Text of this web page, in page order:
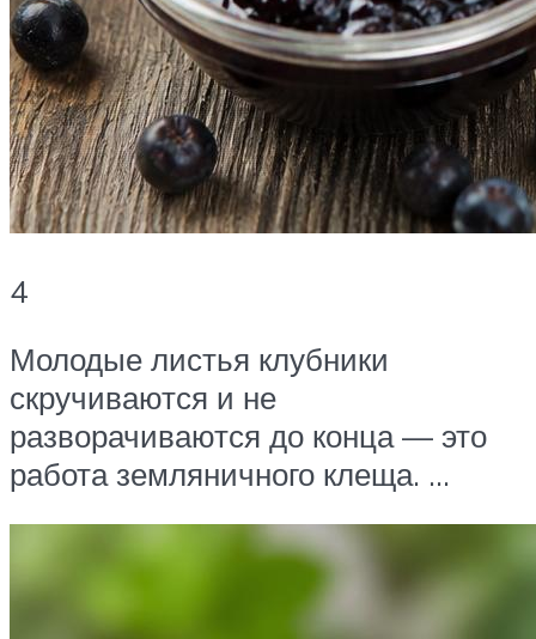
4
Молодые листья клубники
скручиваются и не
разворачиваются до конца — это
работа земляничного клеща. …